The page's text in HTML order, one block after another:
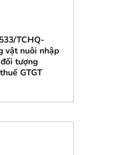
TCHQ-
vật nuôi nhập
tượng
GTGT